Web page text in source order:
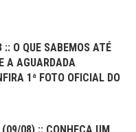
:: O QUE SABEMOS ATÉ
A AGUARDADA
1ª FOTO OFICIAL DO
(09/08) :: CONHEÇA UM